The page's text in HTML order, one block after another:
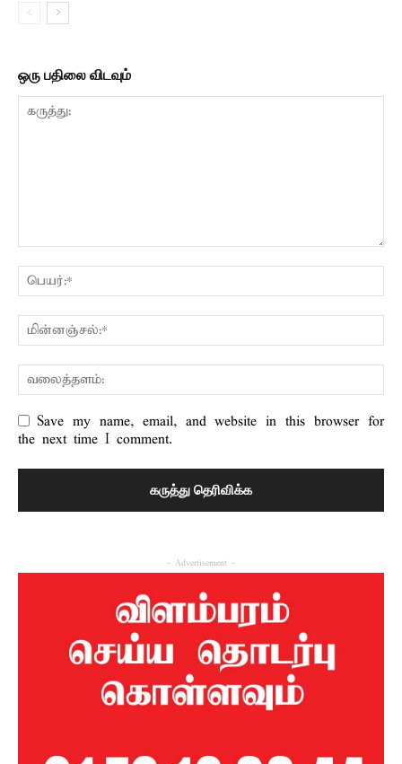
ஒரு பதிலை விடவும்
Save my name, email, and website in this browser for
the next time I comment.
- Advertisement -